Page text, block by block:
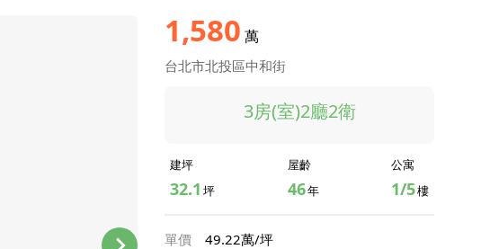
1,580 萬
台北市北投區中和街
3房(室)2廳2衛
建坪
32.1 坪
屋齡
46年
公寓
1/5樓
單價
49.22萬/坪